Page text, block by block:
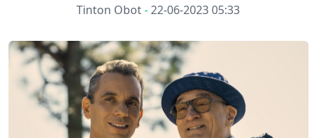
Tinton Obot-22-06-2023 05:33